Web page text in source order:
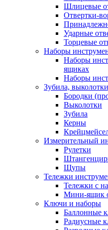
Шлицевые
Отвертки-
Ударные
Торцевые
Наборы
Наборы
ящиках
Наборы
Зубила,
Бородки
Выколотки
Зубила
Керны
Измерительный
Рулетки
Щупы
Тележки
Тележки с
Мини-ящик
Ключи и наборы
Баллонные
Радиусные